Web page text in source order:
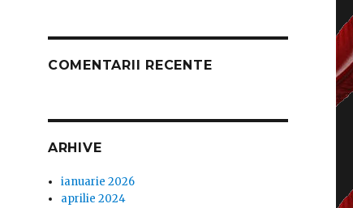
COMENTARII RECENTE
ARHIVE
ianuarie 2026
aprilie 2024